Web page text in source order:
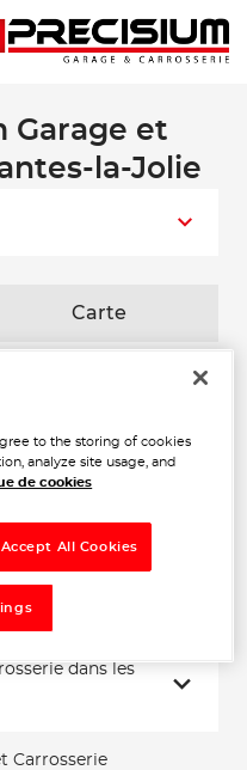
Garage et
la-Jolie
Carte
et 14:00 -
dans les
Carrosserie
to the storing of cookies
analyze site usage, and
de cookies
Accept All Cookies